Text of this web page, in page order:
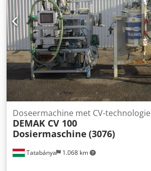
Tatabánya 1.068 km
Doseermachine met CV-technologie
DEMAK CV 100
Dosiermaschine (3076)